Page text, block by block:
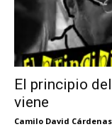
El principio
viene
Camilo David